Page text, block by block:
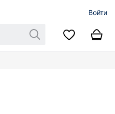
Войти